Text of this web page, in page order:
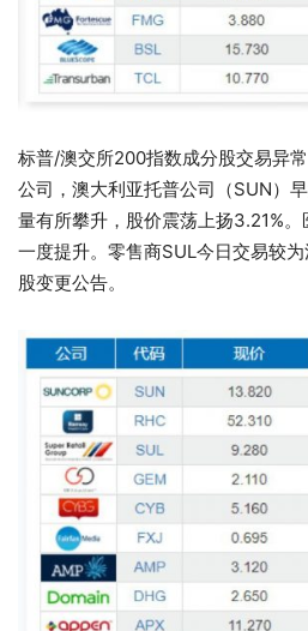
标普/澳交所200指数成分股交易异
公司，澳大利亚托普公司（SUN）
量有所攀升，股价震荡上扬3.21%
一度提升。零售商SUL今日交易较
股变更公告。